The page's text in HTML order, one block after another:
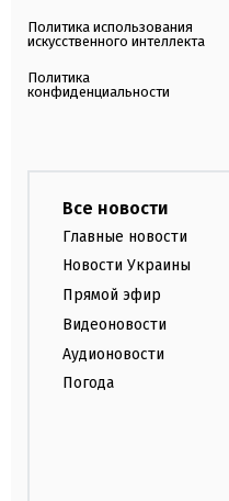
Политика использования
искусственного интеллекта
Политика
конфиденциальности
Все новости
Главные новости
Новости Украины
Прямой эфир
Видеоновости
Аудионовости
Погода